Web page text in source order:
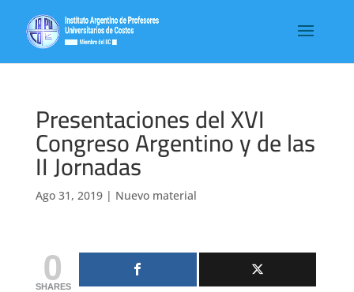
Presentaciones del XVI
Congreso Argentino y de las
II Jornadas
Ago 31, 2019| Nuevo material
0
SHARES